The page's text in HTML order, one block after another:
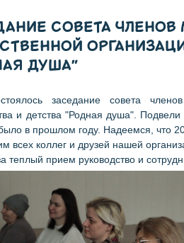
СОВЕТА
ДУША"
заседание совета
и детства "Родная душа".
в прошлом году. Надеемся, что
всех коллег и друзей нашей
теплый прием руководство и